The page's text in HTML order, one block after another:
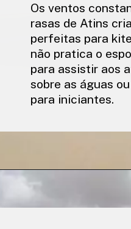
Os ventos
rasas de Atins
perfeitas para
não pratica o
para assistir aos
sobre as águas
para iniciantes.